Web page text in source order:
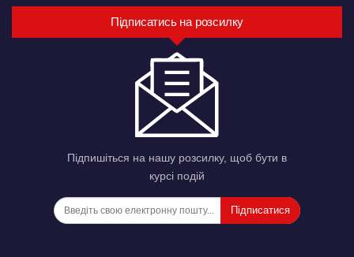
Підписатись на розсилку
Підпишіться на нашу розсилку, щоб бути в
курсі подій
Підписатися